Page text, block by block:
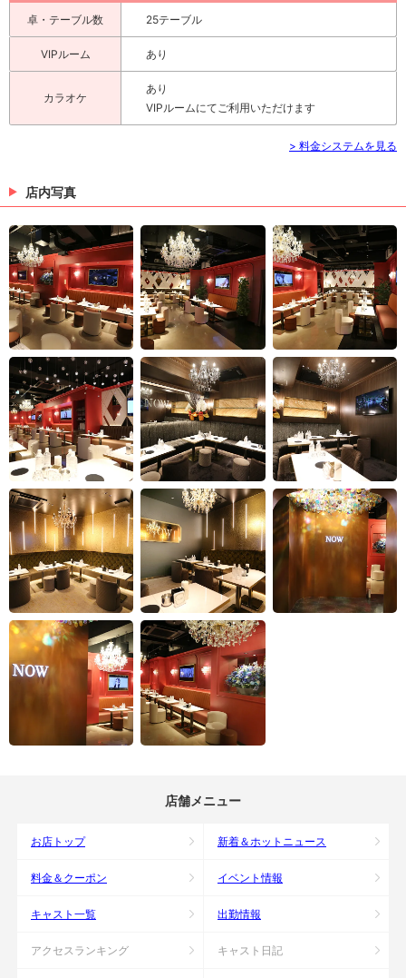
卓・テーブル数 25テーブル
VIPルーム あり
カラオケ
あり
VIPルームにてご利用いただけます
> 料金システムを見る
店内写真
店舗メニュー
お店トップ 新着＆ホットニュース
料金＆クーポン イベント情報
キャスト一覧 出勤情報
アクセスランキング キャスト日記